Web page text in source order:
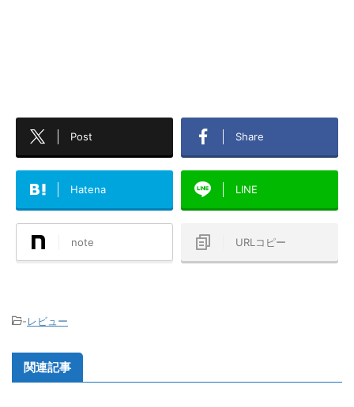
Post Share
Hatena LINE
note URLコピー
-レビュー
関連記事